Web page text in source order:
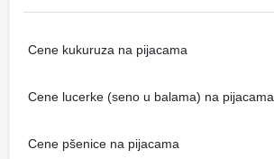
Cene kukuruza na pijacama
Cene lucerke (seno u balama) na pijacama
Cene pšenice na pijacama